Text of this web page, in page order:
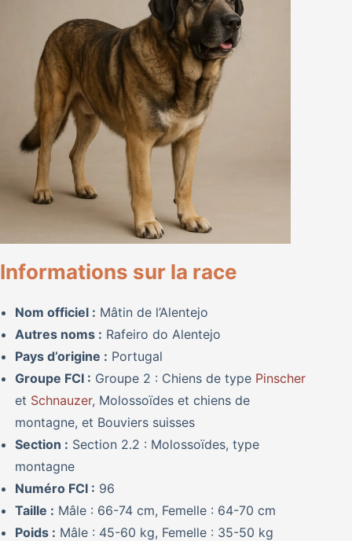
Informations sur la race
Nom officiel : Mâtin de l’Alentejo
Autres noms : Rafeiro do Alentejo
Pays d’origine : Portugal
Groupe FCI : Groupe 2 : Chiens de type Pinscher
et Schnauzer, Molossoïdes et chiens de
montagne, et Bouviers suisses
Section : Section 2.2 : Molossoïdes, type
montagne
Numéro FCI : 96
Taille : Mâle : 66-74 cm, Femelle : 64-70 cm
Poids : Mâle : 45-60 kg, Femelle : 35-50 kg